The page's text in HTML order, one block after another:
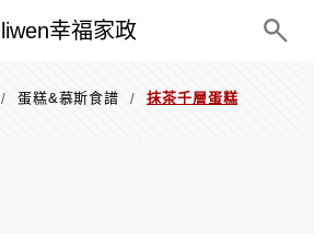
liwen幸福家政
/ 蛋糕&慕斯食譜 / 抹茶千層蛋糕